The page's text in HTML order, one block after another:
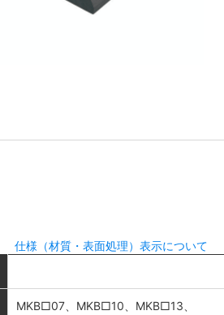
仕様（材質・表面処理）表示について
MKB□07、MKB□10、MKB□13、